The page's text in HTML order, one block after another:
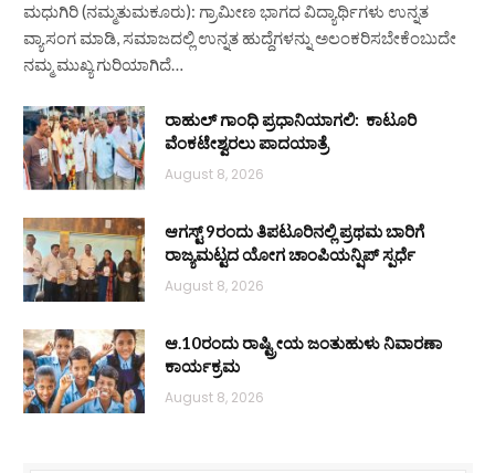
ಮಧುಗಿರಿ (ನಮ್ಮತುಮಕೂರು): ಗ್ರಾಮೀಣ ಭಾಗದ ವಿದ್ಯಾರ್ಥಿಗಳು ಉನ್ನತ
ವ್ಯಾಸಂಗ ಮಾಡಿ, ಸಮಾಜದಲ್ಲಿ ಉನ್ನತ ಹುದ್ದೆಗಳನ್ನು ಅಲಂಕರಿಸಬೇಕೆಂಬುದೇ
ನಮ್ಮ ಮುಖ್ಯ ಗುರಿಯಾಗಿದೆ…
ರಾಹುಲ್ ಗಾಂಧಿ ಪ್ರಧಾನಿಯಾಗಲಿ: ಕಾಟೂರಿ
ವೆಂಕಟೇಶ್ವರಲು ಪಾದಯಾತ್ರೆ
August 8, 2026
ಆಗಸ್ಟ್ 9ರಂದು ತಿಪಟೂರಿನಲ್ಲಿ ಪ್ರಥಮ ಬಾರಿಗೆ
ರಾಜ್ಯಮಟ್ಟದ ಯೋಗ ಚಾಂಪಿಯನ್ಷಿಪ್ ಸ್ಪರ್ಧೆ
August 8, 2026
ಆ.10ರಂದು ರಾಷ್ಟ್ರೀಯ ಜಂತುಹುಳು ನಿವಾರಣಾ
ಕಾರ್ಯಕ್ರಮ
August 8, 2026